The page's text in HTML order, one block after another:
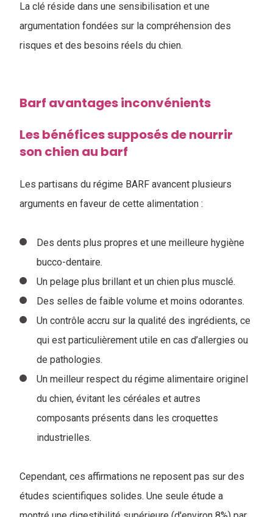
La clé réside dans une sensibilisation et une
argumentation fondées sur la compréhension des
risques et des besoins réels du chien.
Barf avantages inconvénients
Les bénéfices supposés de nourrir
son chien au barf
Les partisans du régime BARF avancent plusieurs
arguments en faveur de cette alimentation :
Des dents plus propres et une meilleure hygiène
bucco-dentaire.
Un pelage plus brillant et un chien plus musclé.
Des selles de faible volume et moins odorantes.
Un contrôle accru sur la qualité des ingrédients, ce
qui est particulièrement utile en cas d’allergies ou
de pathologies.
Un meilleur respect du régime alimentaire originel
du chien, évitant les céréales et autres
composants présents dans les croquettes
industrielles.
Cependant, ces affirmations ne reposent pas sur des
études scientifiques solides. Une seule étude a